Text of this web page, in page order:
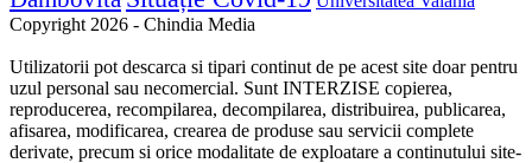
Copyright 2026 - Chindia Media
Utilizatorii pot descarca si tipari continut de pe acest site doar pentru
uzul personal sau necomercial. Sunt INTERZISE copierea,
reproducerea, recompilarea, decompilarea, distribuirea, publicarea,
afisarea, modificarea, crearea de produse sau servicii complete
derivate, precum si orice modalitate de exploatare a continutului site-